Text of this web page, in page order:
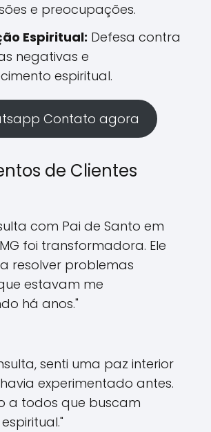
e preocupações.
Espiritual: Defesa contra
negativas e
espiritual.
Contato agora
de Clientes
com Pai de Santo em
foi transformadora. Ele
resolver problemas
estavam me
há anos."
senti uma paz interior
experimentado antes.
a todos que buscam